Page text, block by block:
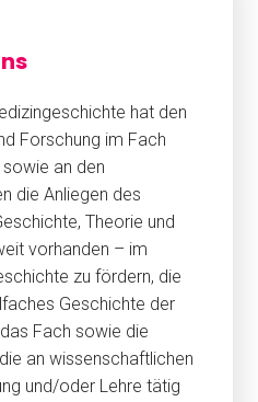
hat den
Forschung im Fach
an den
die Anliegen des
Theorie und
vorhanden – im
zu fördern, die
Geschichte der
Fach sowie die
an wissenschaftlichen
und/oder Lehre tätig